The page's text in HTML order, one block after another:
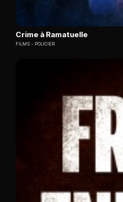
Crime à Ramatuelle
FILMS POLICIER